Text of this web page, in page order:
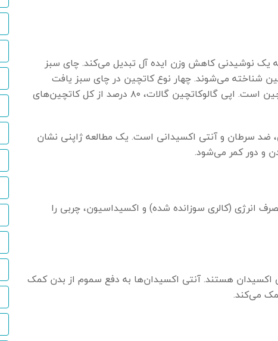
تنها حاوی ۲ کالری است که آن را به یک نوشیدنی کاهش وزن ایده آل تبدیل می‌کند. چای سبز
شناخته می‌شوند. چهار نوع کاتچین در چای سبز یافت
می‌شود. به طور معمول، چای سبز دم كرده حاوی حدود ۵۱.۵ تا ۸۴.۳ میلی گرم کاتچین است. اپی گالوکاتچین گالات، ۸۰ درصد از کل کاتچین‌های
ضد سرطان و آنتی اکسیدانی است. یک مطالعه ژاپنی نشان
انرژی (کالری سوزانده شده) و اکسیداسیون، چربی را
هستند. آنتی اکسیدان‌ها به دفع سموم از بدن کمک
می‌کند.